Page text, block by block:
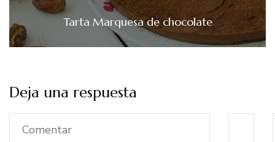
Tarta Marquesa de chocolate
Deja una respuesta